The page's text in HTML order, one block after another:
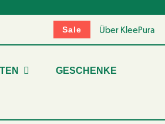
Sale Über KleePura
GESCHENKE